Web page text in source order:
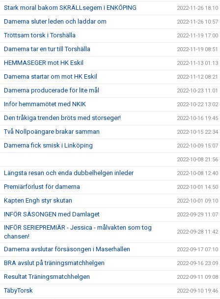
Stark moral bakom SKRÄLLsegern i ENKÖPING 2022-11-26 18:10
Damerna sluter leden och laddar om 2022-11-26 10:57
Tröttsam torsk i Torshälla 2022-11-19 17:00
Damerna tar en tur till Torshälla 2022-11-19 08:51
HEMMASEGER mot HK Eskil 2022-11-13 01:13
Damerna startar om mot HK Eskil 2022-11-12 08:21
Damerna producerade för lite mål 2022-10-23 11:01
Inför hemmamötet med NKIK 2022-10-22 13:02
Den tråkiga trenden bröts med storseger! 2022-10-16 19:45
Två Nollpoängare brakar samman 2022-10-15 22:34
Damerna fick smisk i Linköping 2022-10-09 15:07
2022-10-08 21:56
Längsta resan och enda dubbelhelgen inleder 2022-10-08 12:40
Premiärförlust för damerna 2022-10-01 14:50
Kapten Engh styr skutan 2022-10-01 09:10
INFÖR SÄSONGEN med Damlaget 2022-09-29 11:07
INFÖR SERIEPREMIÄR - Jessica - målvakten som tog
chansen!
2022-09-28 11:42
Damerna avslutar försäsongen i Maserhallen 2022-09-17 07:10
BRA avslut på träningsmatchhelgen 2022-09-16 23:09
Resultat Träningsmatchhelgen 2022-09-11 09:08
TäbyTorsk 2022-09-10 19:46